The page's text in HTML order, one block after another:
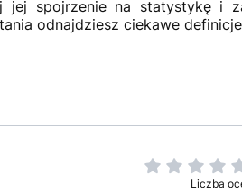
jej spojrzenie na statystykę
odnajdziesz ciekawe
Liczba